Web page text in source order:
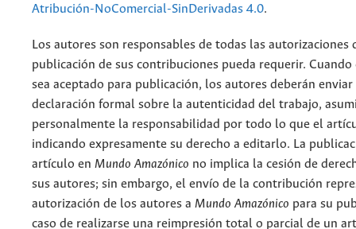
Atribución-NoComercial-SinDerivadas 4.0.
Los autores son responsables de todas las autorizaciones
publicación de sus contribuciones pueda requerir.
sea aceptado para publicación, los autores deberán enviar
declaración formal sobre la autenticidad del trabajo,
personalmente la responsabilidad por todo lo que el
indicando expresamente su derecho a editarlo. La
artículo en Mundo Amazónico no implica la cesión de
sus autores; sin embargo, el envío de la contribución
autorización de los autores a Mundo Amazónico para su
caso de realizarse una reimpresión total o parcial de un